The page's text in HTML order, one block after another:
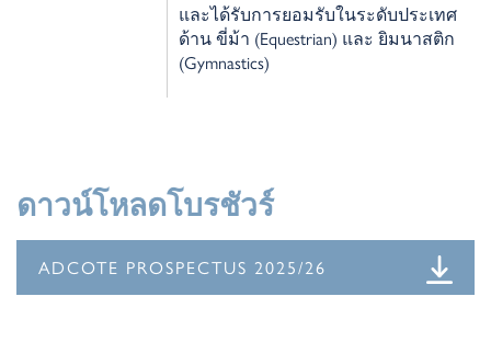
และได้รับการยอมรับในระดับประเทศ
ด้าน ขี่ม้า (Equestrian) และ ยิมนาสติก
(Gymnastics)
ดาวน์โหลดโบรชัวร์
ADCOTE PROSPECTUS 2025/26